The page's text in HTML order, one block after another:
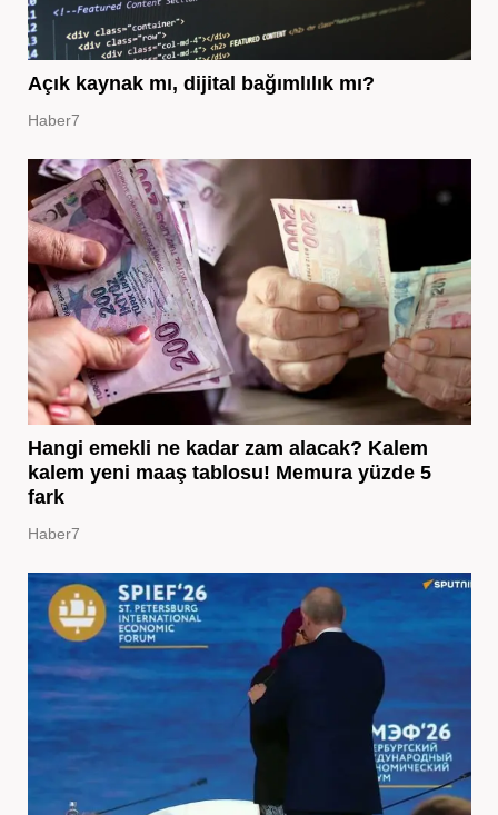
Açık kaynak mı, dijital bağımlılık mı?
Haber7
Hangi emekli ne kadar zam alacak? Kalem
kalem yeni maaş tablosu! Memura yüzde 5
fark
Haber7